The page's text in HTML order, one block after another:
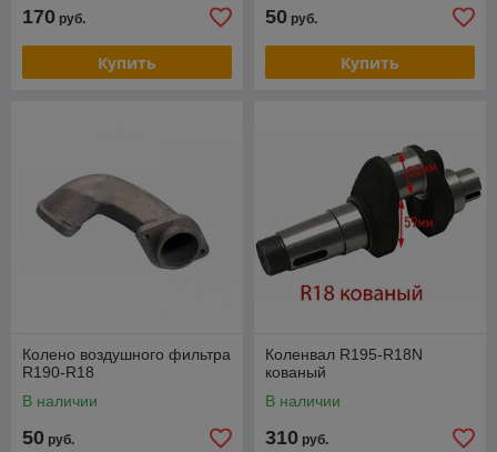
170 руб.
Купить
50 руб.
Купить
Колено воздушного фильтра
R190-R18
В наличии
50 руб.
Коленвал R195-R18N
кованый
В наличии
310 руб.